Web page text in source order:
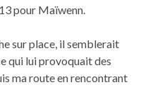
pour Maïwenn.
sur place, il semblerait
qui lui provoquait des
ma route en rencontrant